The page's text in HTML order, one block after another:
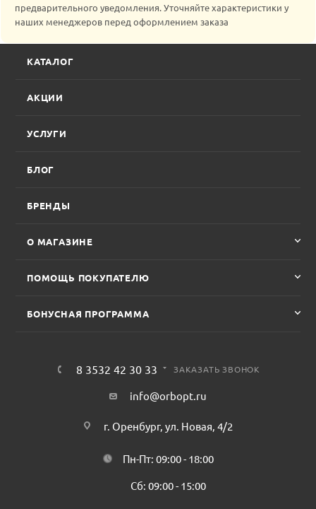
предварительного уведомления. Уточняйте характеристики у
наших менеджеров перед оформлением заказа
КАТАЛОГ
АКЦИИ
УСЛУГИ
БЛОГ
БРЕНДЫ
О МАГАЗИНЕ
ПОМОЩЬ ПОКУПАТЕЛЮ
БОНУСНАЯ ПРОГРАММА
8 3532 42 30 33 ЗАКАЗАТЬ ЗВОНОК
info@orbopt.ru
г. Оренбург, ул. Новая, 4/2
Пн-Пт: 09:00 - 18:00
Сб: 09:00 - 15:00